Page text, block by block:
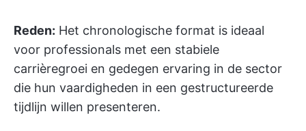
Reden: Het chronologische format is ideaal
voor professionals met een stabiele
carrièregroei en gedegen ervaring in de sector
die hun vaardigheden in een gestructureerde
tijdlijn willen presenteren.